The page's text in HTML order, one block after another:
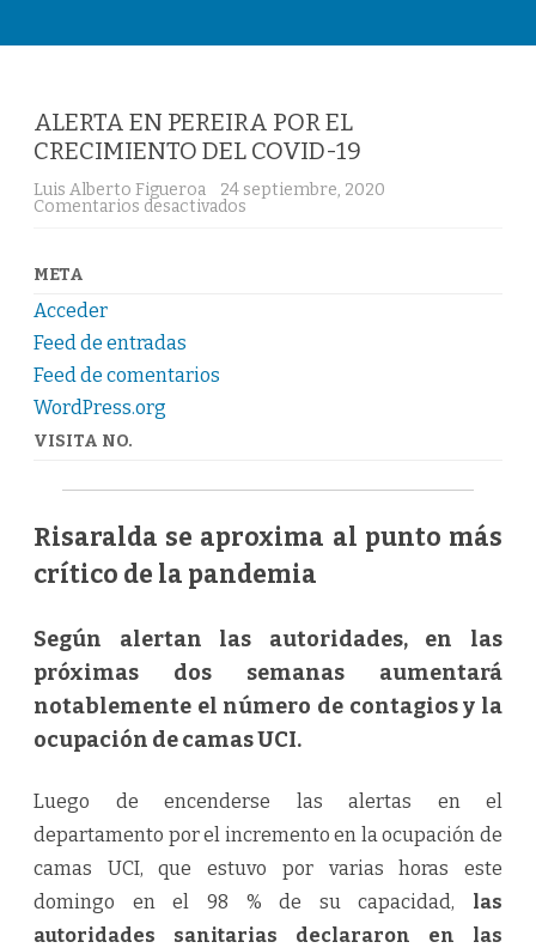
ALERTA EN PEREIRA POR EL
CRECIMIENTO DEL COVID-19
Luis Alberto Figueroa
24 septiembre, 2020
Comentarios desactivados
P
E
L
C
I
I
E
N
O
L
C
O
V
I
D
-
1
9
META
Acceder
Feed de entradas
Feed de comentarios
WordPress.org
VISITA NO.
Risaralda se aproxima al punto más
crítico de la pandemia
Según alertan las autoridades, en las
próximas dos semanas aumentará
notablemente el número de contagios y la
ocupación de camas UCI.
Luego de encenderse las alertas en el
departamento por el incremento en la ocupación de
camas UCI, que estuvo por varias horas este
domingo en el 98 % de su capacidad, las
autoridades sanitarias declararon en las